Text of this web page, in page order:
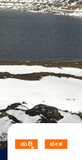
ಸುದ್ದಿ ದೇಶ